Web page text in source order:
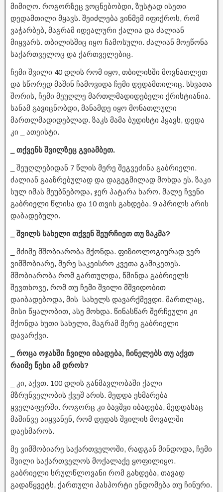
მიმიღო. როგორზეც ვოცნებობდი, ზუსტად ისეთი
დედამთილი მყავს. შეიძლება ვინმემ იფიქროს, რომ
ვაჭარბებ, მაგრამ იდეალური ქალია და ძალიან
მიყვარს. თბილისშიც იყო ჩამოსული. ძალიან მოეწონა
საქართველოც და ქართველებიც.
ჩემი შვილი 40 დღის რომ იყო, თბილისში მოვნათლეთ
და სწორედ მაშინ ჩამოვიდა ჩემი დედამთილიც. სხვათა
შორის, ჩემი მეუღლე მართლმადიდებელი ქრისტიანია.
სანამ გავიცნობდი, მანამდე იყო მონათლული
მართლმადიდებლად. ზაკს მამა ბუდისტი ჰყავს, დედა
კი _ ათეისტი.
_ თქვენს შვილზეც გვიამბეთ.
_ შეუღლებიდან 7 წლის მერე შეგვეძინა გაბრიელი.
ძალიან გააზრებულად და დაგეგმილად მოხდა ეს. ზაკი
სულ იმას მეუბნებოდა, ჯერ პატარა ხარო. მალე ჩვენი
გაბრიელი წლისა და 10 თვის გახდება. 9 აპრილს არის
დაბადებული.
_ შვილს სახელი თქვენ შეურჩიეთ თუ ზაკმა?
_ მძიმე მშობიარობა მქონდა. ფიზიოლოგიურად ვერ
ვიმშობიარე, მერე საკეისრო კვეთა გამიკეთეს.
მშობიარობა რომ გართულდა, წმინდა გაბრიელს
შევთხოვე, რომ თუ ჩემი შვილი მშვიდობით
დაიბადებოდა, მის სახელს დავარქმევდი. მართლაც,
მისი წყალობით, ასე მოხდა. წინასწარ შერჩეული კი
მქონდა ხუთი სახელი, მაგრამ მერე გაბრიელი
დავარქვი.
_ როცა ოჯახში ჩვილი იბადება, ჩინელებს თუ აქვთ
რაიმე წესი ამ დროს?
_ კი, აქვთ. 100 დღის განმავლობაში ქალი
მზრუნველობის ქვეშ არის. მედდა ეხმარება
ყველაფერში. როგორც კი ბავშვი იბადება, მედდასაც
მაშინვე აიყვანენ, რომ დედას შვილის მოვალში
დაეხმაროს.
მე ვიმშობიარე საქართველოში, რადგან მინდოდა, ჩემი
შვილი საქართველოს მოქალაქე ყოფილიყო.
გაბრიელი სრულწლოვანი რომ გახდება, თავად
გადაწყვეტს, ქართული პასპორტი ენდომება თუ ჩინური.